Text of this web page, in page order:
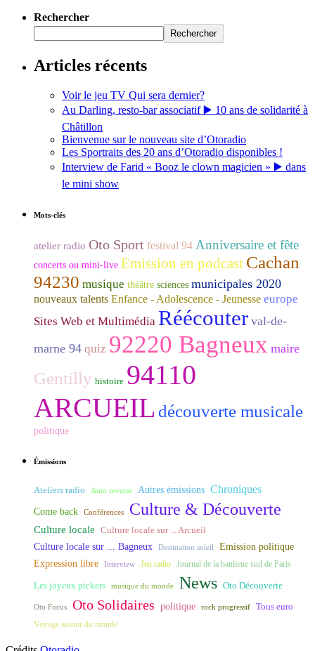
Rechercher
Rechercher
Articles récents
Voir le jeu TV Qui sera dernier?
Au Darling, resto-bar associatif ▶️ 10 ans de solidarité à
Châtillon
Bienvenue sur le nouveau site d’Otoradio
Les Sportraits des 20 ans d’Otoradio disponibles !
Interview de Farid « Booz le clown magicien » ▶️ dans
le mini show
Mots-clés
atelier radio Oto Sport festival 94 Anniversaire et fête
concerts ou mini-live Emission en podcast Cachan
94230 musique théâtre sciences municipales 2020
nouveaux talents Enfance - Adolescence - Jeunesse europe
Sites Web et Multimédia Réécouter val-de-
marne 94 quiz 92220 Bagneux maire
Gentilly histoire 94110
ARCUEIL découverte musicale
politique
Émissions
Ateliers radio Auto reverse Autres émissions Chroniques
Come back Conférences Culture & Découverte
Culture locale Culture locale sur ... Arcueil
Culture locale sur ... Bagneux Destination soleil Emission politique
Expression libre Interview Jeu radio Journal de la banlieue sud de Paris
Les joyeux pickers musique du monde News Oto Découverte
Oto Focus Oto Solidaires politique rock progressif Tous euro
Voyage autour du monde